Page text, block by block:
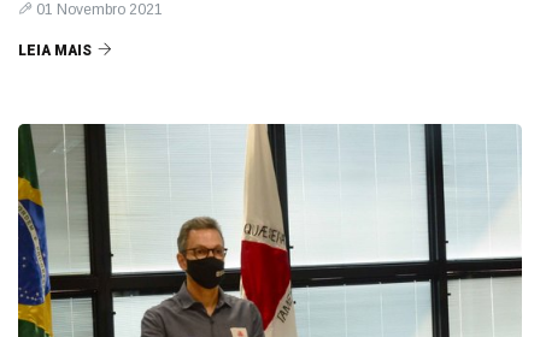
01 Novembro 2021
LEIA MAIS